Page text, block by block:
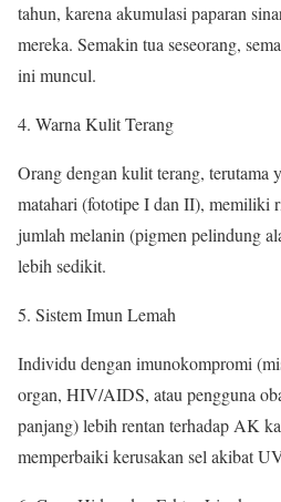
tahun, karena akumulasi paparan
mereka. Semakin tua seseorang,
ini muncul.
Warna Kulit Terang
Orang dengan kulit terang, terutama
matahari (fototipe I dan II), memiliki
jumlah melanin (pigmen pelindung
lebih sedikit.
Sistem Imun Lemah
Individu dengan imunokompromi
organ, HIV/AIDS, atau pengguna
panjang) lebih rentan terhadap AK
memperbaiki kerusakan sel akibat